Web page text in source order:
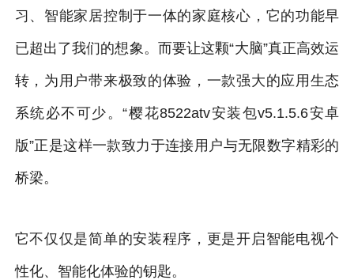
习、智能家居控制于一体的家庭核心，它的功能早
已超出了我们的想象。而要让这颗“大脑”真正高效运
转，为用户带来极致的体验，一款强大的应用生态
系统必不可少。“樱花8522atv安装包v5.1.5.6安卓
版”正是这样一款致力于连接用户与无限数字精彩的
桥梁。
它不仅仅是简单的安装程序，更是开启智能电视个
性化、智能化体验的钥匙。